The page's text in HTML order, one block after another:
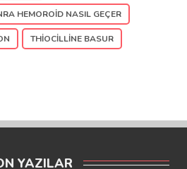
HEMOROID NASIL GEÇER
THIOCILLINE BASUR
YAZILAR